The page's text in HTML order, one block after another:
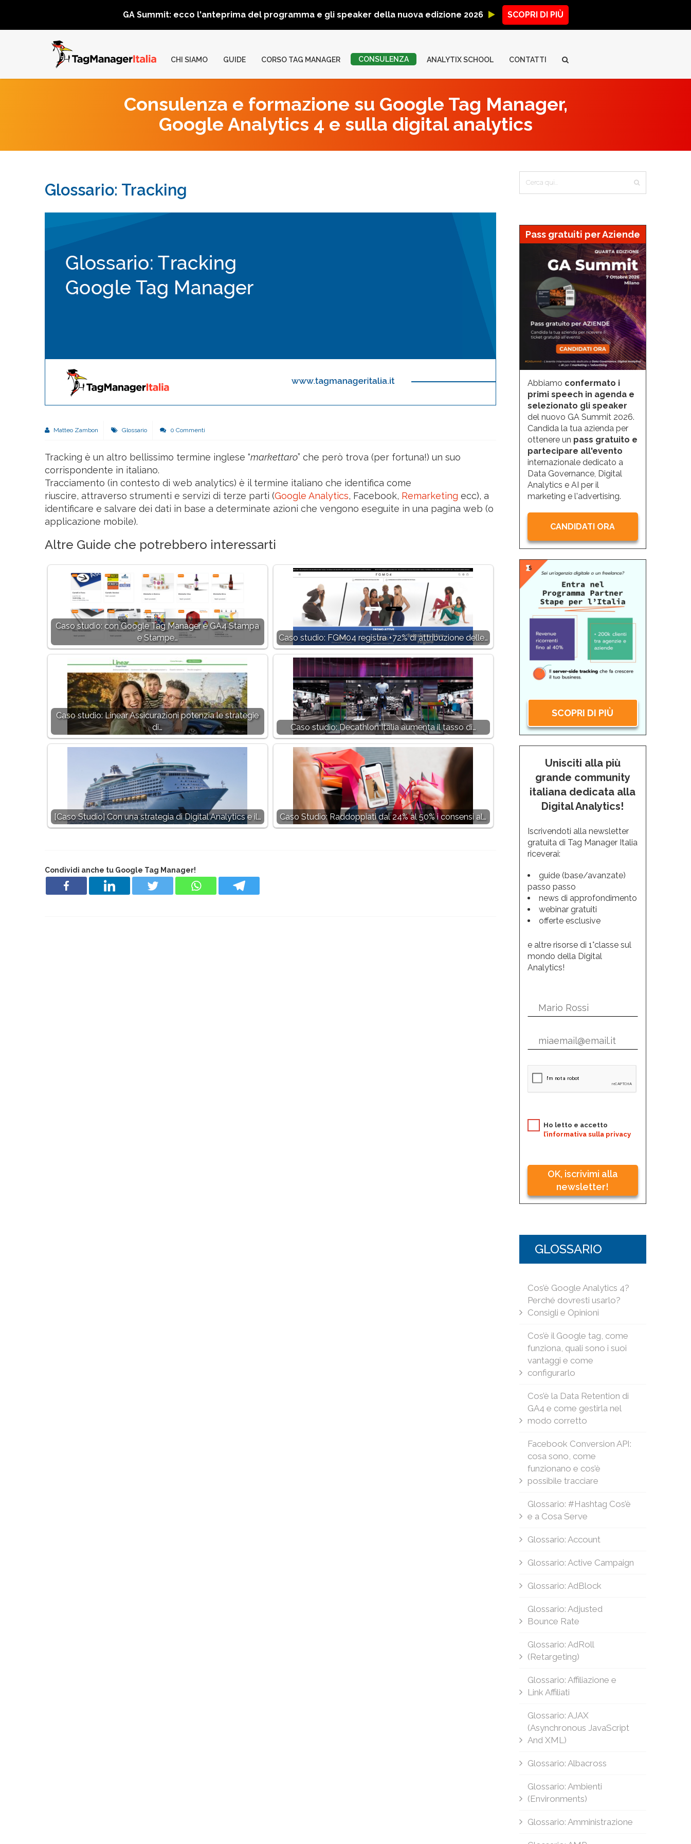
GA Summit: ecco l'anteprima del programma e gli speaker della nuova edizione 2026 SCOPRI DI PIÙ
CHI SIAMO GUIDE CORSO TAG MANAGER CONSULENZA ANALYTIX SCHOOL CONTATTI
Consulenza e formazione su Google Tag Manager,
Google Analytics 4 e sulla digital analytics
Glossario: Tracking
Matteo Zambon Glossario 0 Commenti
Tracking è un altro bellissimo termine inglese “markettaro” che però trova (per fortuna!) un suo
corrispondente in italiano.
Tracciamento (in contesto di web analytics) è il termine italiano che identifica come
riuscire, attraverso strumenti e servizi di terze parti (Google Analytics, Facebook, Remarketing ecc), a
identificare e salvare dei dati in base a determinate azioni che vengono eseguite in una pagina web (o
applicazione mobile).
Altre Guide che potrebbero interessarti
Caso studio: con Google Tag Manager e GA4 Stampa
e Stampe…
Caso studio: FGM04 registra +72% di attribuzione delle…
Caso studio: Linear Assicurazioni potenzia le strategie
di…
Caso studio: Decathlon Italia aumenta il tasso di…
[Caso Studio] Con una strategia di Digital Analytics e il… Caso Studio: Raddoppiati dal 24% al 50% i consensi al…
Condividi anche tu Google Tag Manager!
Pass gratuiti per Aziende
Abbiamo confermato i
primi speech in agenda e
selezionato gli speaker
del nuovo GA Summit 2026.
Candida la tua azienda per
ottenere un pass gratuito e
partecipare all'evento
internazionale dedicato a
Data Governance, Digital
Analytics e AI per il
marketing e l'advertising.
CANDIDATI ORA
SCOPRI DI PIÙ
Unisciti alla più
grande community
italiana dedicata alla
Digital Analytics!
Iscrivendoti alla newsletter
gratuita di Tag Manager Italia
riceverai:
guide (base/avanzate)
passo passo
news di approfondimento
webinar gratuiti
offerte esclusive
e altre risorse di 1°classe sul
mondo della Digital
Analytics!
Ho letto e accetto
l’informativa sulla privacy
OK, iscrivimi alla
newsletter!
GLOSSARIO
Cos’è Google Analytics 4?
Perché dovresti usarlo?
Consigli e Opinioni
Cos’è il Google tag, come
funziona, quali sono i suoi
vantaggi e come
configurarlo
Cos’è la Data Retention di
GA4 e come gestirla nel
modo corretto
Facebook Conversion API:
cosa sono, come
funzionano e cos’è
possibile tracciare
Glossario: #Hashtag Cos’è
e a Cosa Serve
Glossario: Account
Glossario: Active Campaign
Glossario: AdBlock
Glossario: Adjusted
Bounce Rate
Glossario: AdRoll
(Retargeting)
Glossario: Affiliazione e
Link Affiliati
Glossario: AJAX
(Asynchronous JavaScript
And XML)
Glossario: Albacross
Glossario: Ambienti
(Environments)
Glossario: Amministrazione